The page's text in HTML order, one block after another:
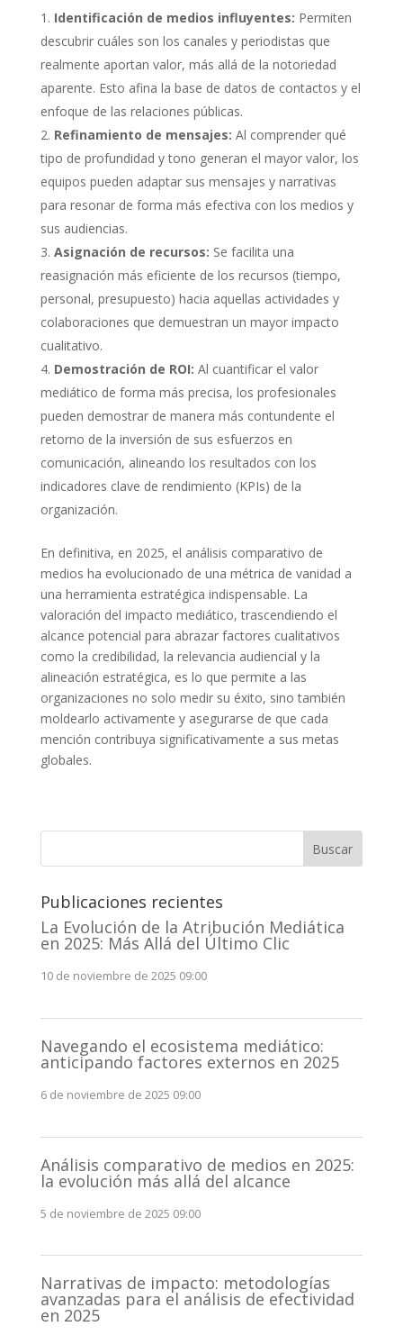
Identificación de medios influyentes: Permiten
descubrir cuáles son los canales y periodistas que
realmente aportan valor, más allá de la notoriedad
aparente. Esto afina la base de datos de contactos y el
enfoque de las relaciones públicas.
Refinamiento de mensajes: Al comprender qué
tipo de profundidad y tono generan el mayor valor, los
equipos pueden adaptar sus mensajes y narrativas
para resonar de forma más efectiva con los medios y
sus audiencias.
Asignación de recursos: Se facilita una
reasignación más eficiente de los recursos (tiempo,
personal, presupuesto) hacia aquellas actividades y
colaboraciones que demuestran un mayor impacto
cualitativo.
Demostración de ROI: Al cuantificar el valor
mediático de forma más precisa, los profesionales
pueden demostrar de manera más contundente el
retorno de la inversión de sus esfuerzos en
comunicación, alineando los resultados con los
indicadores clave de rendimiento (KPIs) de la
organización.
En definitiva, en 2025, el análisis comparativo de
medios ha evolucionado de una métrica de vanidad a
una herramienta estratégica indispensable. La
valoración del impacto mediático, trascendiendo el
alcance potencial para abrazar factores cualitativos
como la credibilidad, la relevancia audiencial y la
alineación estratégica, es lo que permite a las
organizaciones no solo medir su éxito, sino también
moldearlo activamente y asegurarse de que cada
mención contribuya significativamente a sus metas
globales.
Buscar
Publicaciones recientes
La Evolución de la Atribución Mediática
en 2025: Más Allá del Último Clic
10 de noviembre de 2025 09:00
Navegando el ecosistema mediático:
anticipando factores externos en 2025
6 de noviembre de 2025 09:00
Análisis comparativo de medios en 2025:
la evolución más allá del alcance
5 de noviembre de 2025 09:00
Narrativas de impacto: metodologías
avanzadas para el análisis de efectividad
en 2025